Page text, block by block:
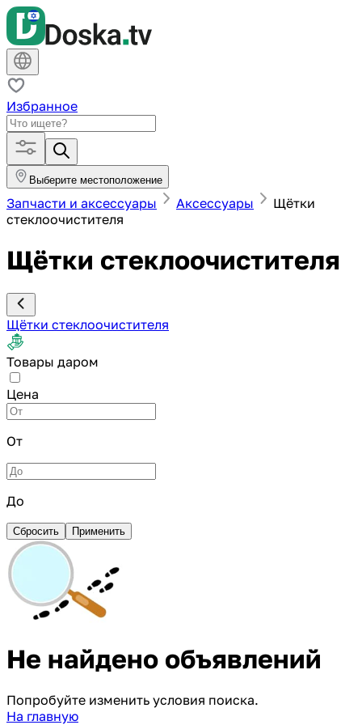
Избранное
Выберите местоположение
Запчасти и аксессуары Аксессуары
Щётки
стеклоочистителя
Щётки стеклоочистителя
Щётки стеклоочистителя
Товары даром
Цена
От
До
Сбросить Применить
Не найдено объявлений
Попробуйте изменить условия поиска.
На главную